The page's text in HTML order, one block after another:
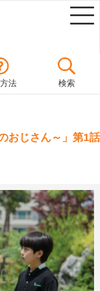
法 検索
おじさん～」第1話